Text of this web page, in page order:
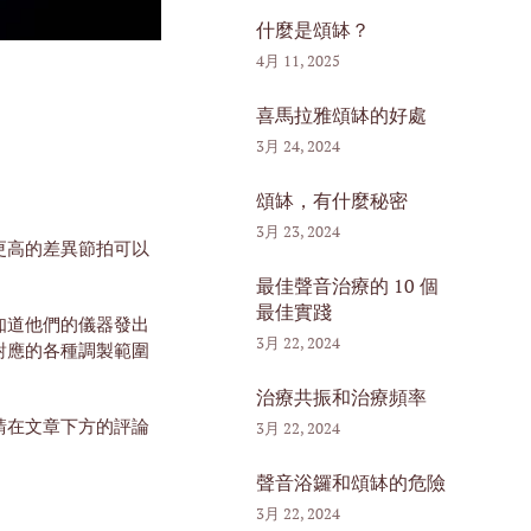
高的差異節拍可以
他們的儀器發出
的各種調製範圍
在文章下方的評論
什麼是頌缽？
4月 11, 2025
喜馬拉雅頌缽的好處
3月 24, 2024
頌缽，有什麼秘密
3月 23, 2024
最佳聲音治療的 10 個
最佳實踐
3月 22, 2024
治療共振和治療頻率
3月 22, 2024
聲音浴鑼和頌缽的危險
3月 22, 2024